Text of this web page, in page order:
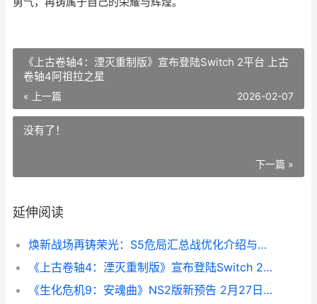
《上古卷轴4：湮灭重制版》宣布登陆Switch 2平台 上古
卷轴4阿祖拉之星
« 上一篇 2026-02-07
没有了！
下一篇 »
延伸阅读
焕新战场再铸荣光：S5危局汇总战优化介绍与实战指南
《上古卷轴4：湮灭重制版》宣布登陆Switch 2平台 上古卷轴4阿祖拉之星
《生化危机9：安魂曲》NS2版新预告 2月27日发售 生化危机9豪华版和普通版